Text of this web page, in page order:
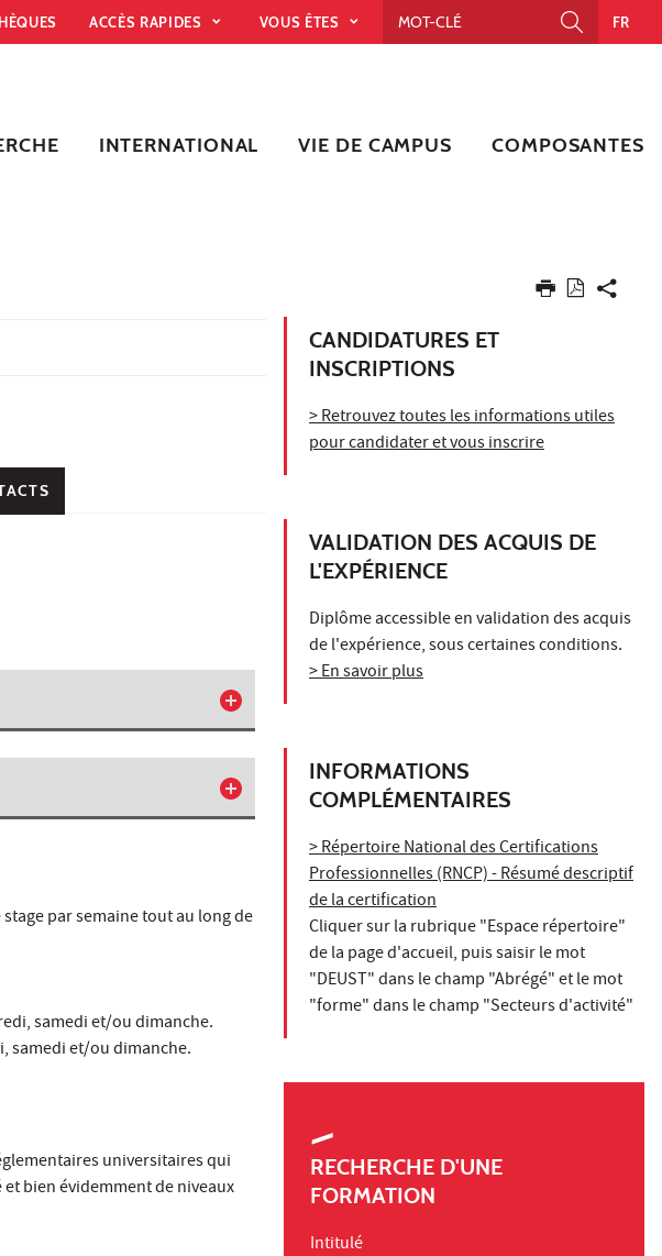
ACCÈS RAPIDES VOUS ÊTES FR
INTERNATIONAL VIE DE CAMPUS COMPOSANTES
par semaine tout au long de
samedi et/ou dimanche.
samedi et/ou dimanche.
universitaires qui
bien évidemment de niveaux
CANDIDATURES ET
INSCRIPTIONS
> Retrouvez toutes les informations utiles
pour candidater et vous inscrire
VALIDATION DES ACQUIS DE
L'EXPÉRIENCE
Diplôme accessible en validation des acquis
de l'expérience, sous certaines conditions.
> En savoir plus
INFORMATIONS
COMPLÉMENTAIRES
> Répertoire National des Certifications
Professionnelles (RNCP) - Résumé descriptif
de la certification
Cliquer sur la rubrique "Espace répertoire"
de la page d'accueil, puis saisir le mot
"DEUST" dans le champ "Abrégé" et le mot
"forme" dans le champ "Secteurs d'activité"
RECHERCHE D'UNE
FORMATION
Intitulé